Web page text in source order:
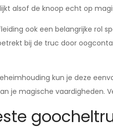
alsof de knoop echt op
ook een belangrijke rol
bij de truc door
kun je deze
je magische vaardigheden.